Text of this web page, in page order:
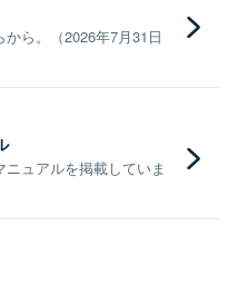
ら。（2026年7月31日
ュアルを掲載していま